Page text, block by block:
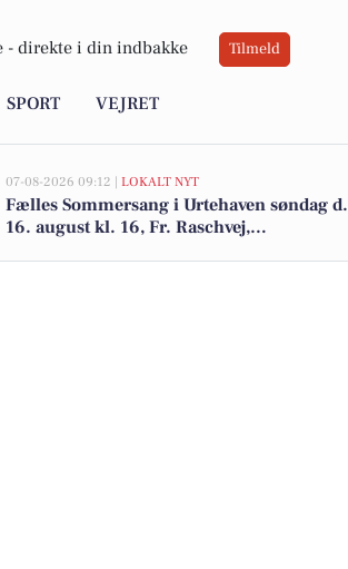
- direkte i din indbakke Tilmeld
SPORT VEJRET
07-08-2026 09:12 | LOKALT NYT
Fælles Sommersang i Urtehaven søndag d.
16. august kl. 16, Fr. Raschvej,